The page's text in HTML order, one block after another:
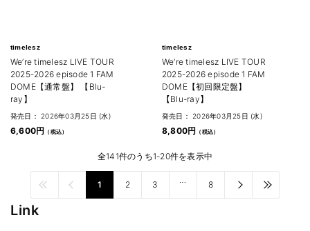
timelesz
We’re timelesz LIVE TOUR
2025-2026 episode 1 FAM
DOME【通常盤】 【Blu-
ray】
発売日： 2026年03月25日 (水)
6,600円
timelesz
We’re timelesz LIVE TOUR
2025-2026 episode 1 FAM
DOME【初回限定盤】
【Blu-ray】
発売日： 2026年03月25日 (水)
8,800円
全141件のうち1-20件を表示中
1 2 3 … 8
Link